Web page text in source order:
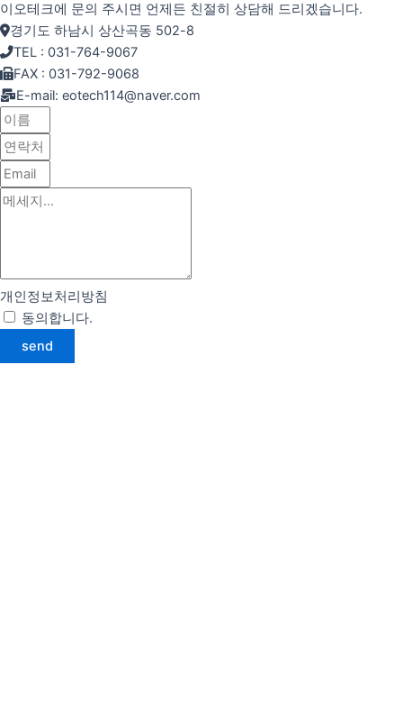
이오테크에 문의 주시면 언제든 친절히 상담해 드리겠습니다.
경기도 하남시 상산곡동 502-8
TEL : 031-764-9067
FAX : 031-792-9068
E-mail: eotech114@naver.com
개인정보처리방침
동의합니다.
send